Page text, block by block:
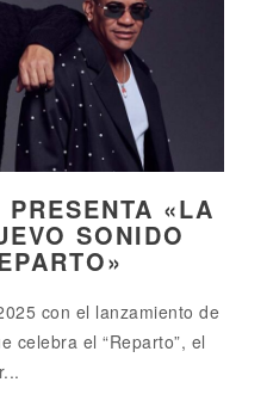
«LA
SONIDO
con el lanzamiento de
celebra el “Reparto”, el